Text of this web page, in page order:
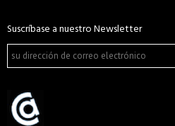
Suscríbase a nuestro Newsletter